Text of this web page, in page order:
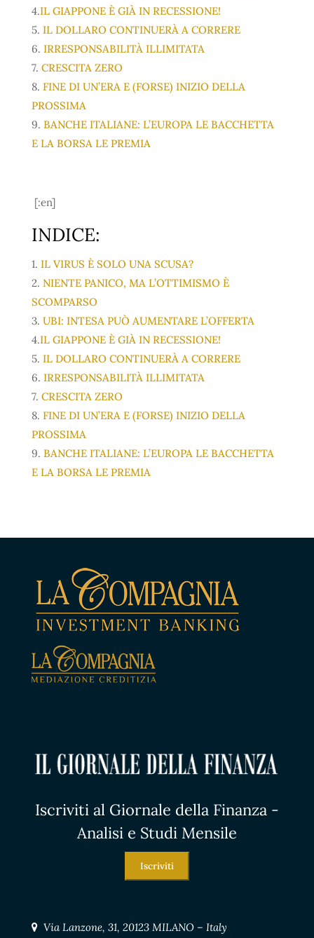
4.IL GIAPPONE È GIÀ IN RECESSIONE!
5. IL DOLLARO CONTINUERÀ A CORRERE
6. IRRESPONSABILITÀ ILLIMITATA
7. CRESCITA ZERO
8. FINE DI UN’ERA E (FORSE) INIZIO DELLA
PROSSIMA
9. BANCHE ITALIANE: L’EUROPA LE BACCHETTA
E LA BORSA LE PREMIA
[:en]
INDICE:
1. IL VIRUS È SOLO UNA SCUSA?
2. NIENTE PANICO, MA L’OTTIMISMO È
SCOMPARSO
3. UBI: INTESA PUÒ AUMENTARE L’OFFERTA
4.IL GIAPPONE È GIÀ IN RECESSIONE!
5. IL DOLLARO CONTINUERÀ A CORRERE
6. IRRESPONSABILITÀ ILLIMITATA
7. CRESCITA ZERO
8. FINE DI UN’ERA E (FORSE) INIZIO DELLA
PROSSIMA
9. BANCHE ITALIANE: L’EUROPA LE BACCHETTA
E LA BORSA LE PREMIA
Iscriviti al Giornale della Finanza -
Analisi e Studi Mensile
Iscriviti
Via Lanzone, 31, 20123 MILANO – Italy